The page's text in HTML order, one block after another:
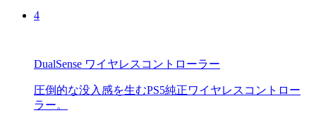
4
DualSense ワイヤレスコントローラー
圧倒的な没入感を生むPS5純正ワイヤレスコントロー
ラー。